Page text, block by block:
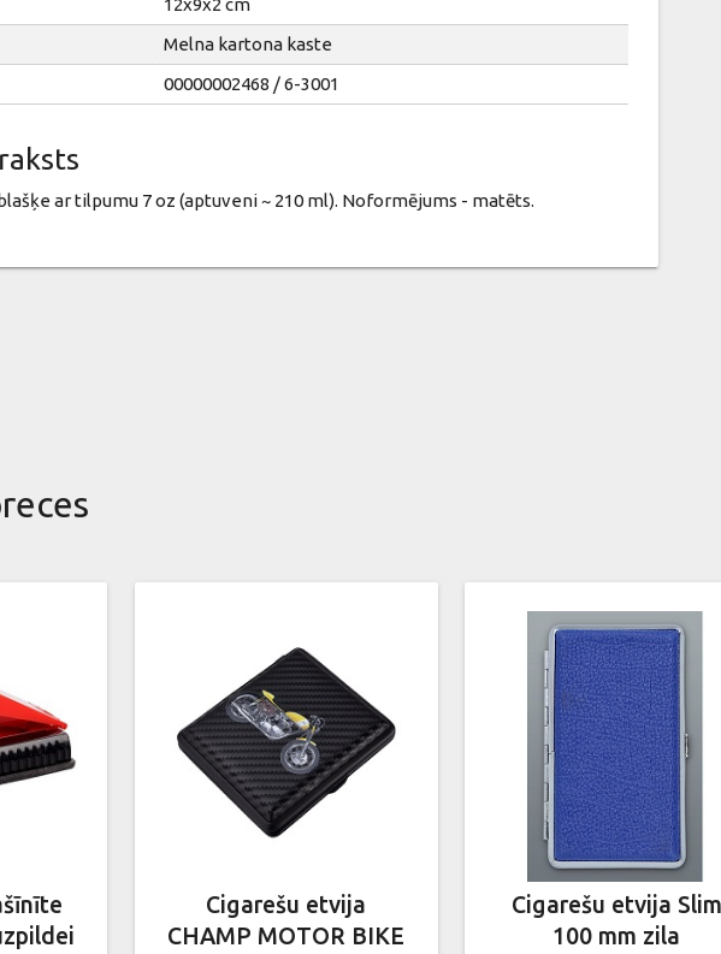
12x9x2 cm
Melna kartona kaste
00000002468 / 6-3001
ar tilpumu 7 oz (aptuveni ~ 210 ml). Noformējums - matēts.
Cigarešu etvija
CHAMP MOTOR BIKE
Cigarešu etvija Slim
100 mm zila